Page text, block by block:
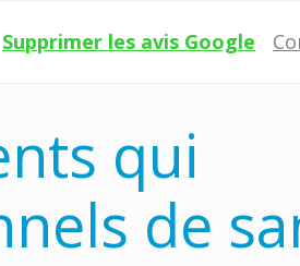
Supprimer les avis Google
qui
de